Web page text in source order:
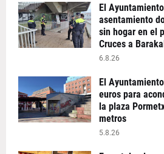
El
asentamiento
sin hogar en el
Cruces a
6.8.26
El
euros para
la plaza
metros
5.8.26